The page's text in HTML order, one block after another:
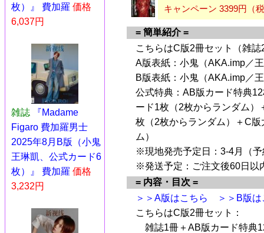
枚）』 費加羅 価格
6,037円
雑誌
『Madame
Figaro 費加羅男士
2025年8月B版（小鬼
王琳凱、公式カード6
枚）』 費加羅 価格
3,232円
キャンペーン 3399円（
= 簡単紹介 =
こちらはC版2冊セット（雑
A版表紙：小鬼（AKA.imp／
B版表紙：小鬼（AKA.imp／
公式特典：AB版カード特典
ード1枚（2枚からランダム
枚（2枚からランダム）＋C
ム）
※現地発売予定日：3-4月（
※発送予定：ご注文後60日以
= 内容・目次 =
＞＞A版はこちら
＞＞B版
こちらはC版2冊セット：
雑誌1冊＋AB版カード特典